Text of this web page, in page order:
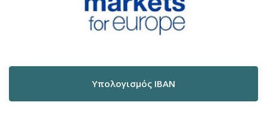
Υπολογισμός IBAN